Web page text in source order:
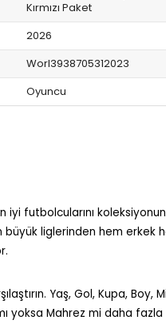
Kırmızı Paket
2026
Worl3938705312023
Oyuncu
iyi futbolcularını
büyük liglerinden hem erkek
Yaş, Gol, Kupa, Boy,
yoksa Mahrez mi daha fazla